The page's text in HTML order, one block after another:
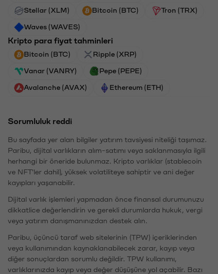
Stellar (XLM) Bitcoin (BTC) Tron (TRX)
Waves (WAVES)
Kripto para fiyat tahminleri
Bitcoin (BTC) Ripple (XRP)
Vanar (VANRY) Pepe (PEPE)
Avalanche (AVAX) Ethereum (ETH)
Sorumluluk reddi
Bu sayfada yer alan bilgiler yatırım tavsiyesi niteliği taşımaz.
Paribu, dijital varlıkların alım-satımı veya saklanmasıyla ilgili
herhangi bir öneride bulunmaz. Kripto varlıklar (stablecoin
ve NFT'ler dahil), yüksek volatiliteye sahiptir ve ani değer
kayıpları yaşanabilir.
Dijital varlık işlemleri yapmadan önce finansal durumunuzu
dikkatlice değerlendirin ve gerekli durumlarda hukuk, vergi
veya yatırım danışmanınızdan destek alın.
Paribu, üçüncü taraf web sitelerinin (TPW) içeriklerinden
veya kullanımından kaynaklanabilecek zarar, kayıp veya
diğer sonuçlardan sorumlu değildir. TPW kullanımı,
varlıklarınızda kayıp veya değer düşüşüne yol açabilir. Bazı